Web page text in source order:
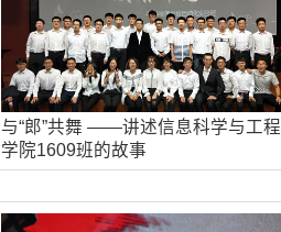
与“郎”共舞 ——讲述信息科学与工程
学院1609班的故事